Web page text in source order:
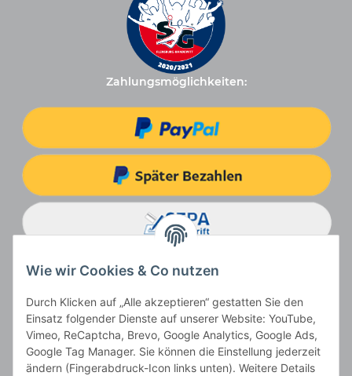
Zahlungsmöglichkeiten:
Wie wir Cookies & Co nutzen
Durch Klicken auf „Alle akzeptieren“ gestatten Sie den
Einsatz folgender Dienste auf unserer Website: YouTube,
Vimeo, ReCaptcha, Brevo, Google Analytics, Google Ads,
Google Tag Manager. Sie können die Einstellung jederzeit
ändern (Fingerabdruck-Icon links unten). Weitere Details